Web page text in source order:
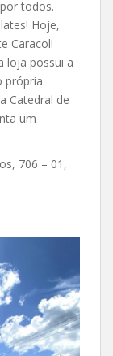
todos.
Hoje,
Caracol!
loja possui a
própria
Catedral de
um
706 – 01,